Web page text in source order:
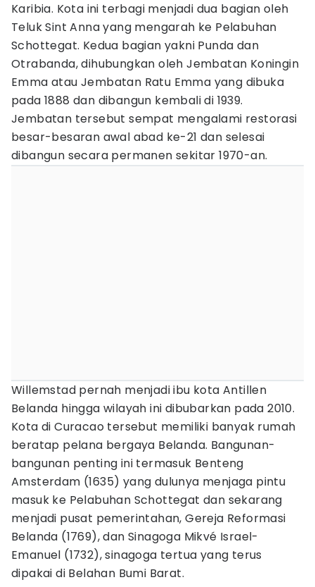
Karibia. Kota ini terbagi menjadi dua bagian oleh
Teluk Sint Anna yang mengarah ke Pelabuhan
Schottegat. Kedua bagian yakni Punda dan
Otrabanda, dihubungkan oleh Jembatan Koningin
Emma atau Jembatan Ratu Emma yang dibuka
pada 1888 dan dibangun kembali di 1939.
Jembatan tersebut sempat mengalami restorasi
besar-besaran awal abad ke-21 dan selesai
dibangun secara permanen sekitar 1970-an.
Willemstad pernah menjadi ibu kota Antillen
Belanda hingga wilayah ini dibubarkan pada 2010.
Kota di Curacao tersebut memiliki banyak rumah
beratap pelana bergaya Belanda. Bangunan-
bangunan penting ini termasuk Benteng
Amsterdam (1635) yang dulunya menjaga pintu
masuk ke Pelabuhan Schottegat dan sekarang
menjadi pusat pemerintahan, Gereja Reformasi
Belanda (1769), dan Sinagoga Mikvé Israel-
Emanuel (1732), sinagoga tertua yang terus
dipakai di Belahan Bumi Barat.